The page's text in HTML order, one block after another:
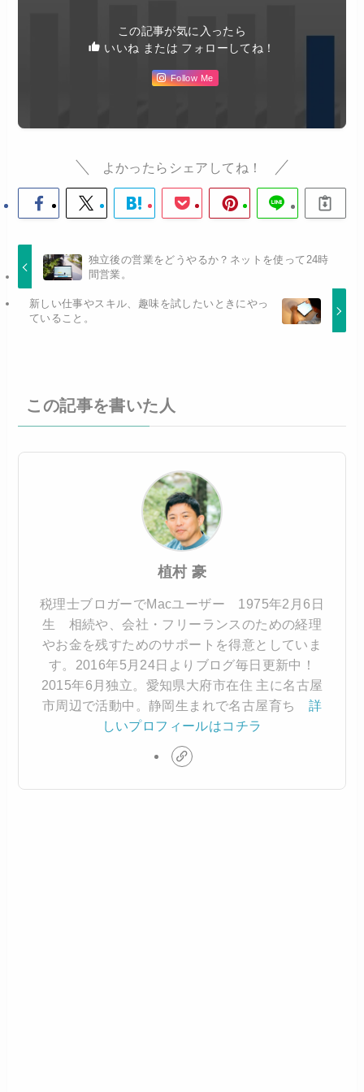
この記事が気に入ったら
いいね または フォローしてね！
Follow Me
よかったらシェアしてね！
独立後の営業をどうやるか？ネットを使って24時
間営業。
新しい仕事やスキル、趣味を試したいときにやっ
ていること。
この記事を書いた人
植村 豪
税理士ブロガーでMacユーザー 1975年2月6日
生 相続や、会社・フリーランスのための経理
やお金を残すためのサポートを得意としていま
す。2016年5月24日よりブログ毎日更新中！
2015年6月独立。愛知県大府市在住 主に名古屋
市周辺で活動中。静岡生まれで名古屋育ち 詳
しいプロフィールはコチラ